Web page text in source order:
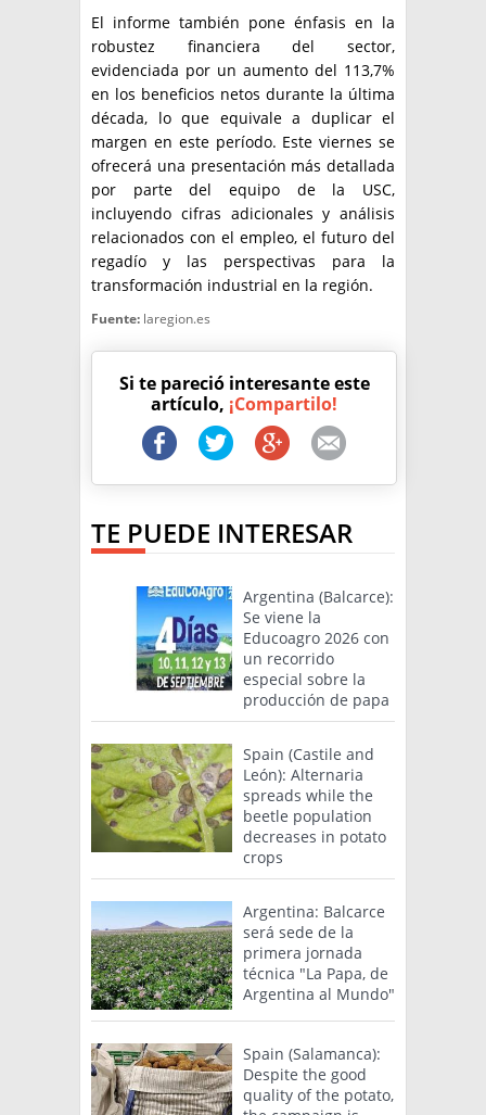
El informe también pone énfasis en la
robustez financiera del sector,
evidenciada por un aumento del 113,7%
en los beneficios netos durante la última
década, lo que equivale a duplicar el
margen en este período. Este viernes se
ofrecerá una presentación más detallada
por parte del equipo de la USC,
incluyendo cifras adicionales y análisis
relacionados con el empleo, el futuro del
regadío y las perspectivas para la
transformación industrial en la región.
Fuente: laregion.es
Si te pareció interesante este
artículo, ¡Compartilo!
TE PUEDE INTERESAR
Argentina (Balcarce):
Se viene la
Educoagro 2026 con
un recorrido
especial sobre la
producción de papa
Spain (Castile and
León): Alternaria
spreads while the
beetle population
decreases in potato
crops
Argentina: Balcarce
será sede de la
primera jornada
técnica "La Papa, de
Argentina al Mundo"
Spain (Salamanca):
Despite the good
quality of the potato,